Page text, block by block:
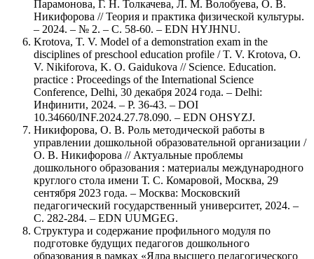
Парамонова, Г. Н. Толкачева, Л. М. Волобуева, О. В.
Никифорова // Теория и практика физической культуры.
– 2024. – № 2. – С. 58-60. – EDN HYJHNU.
Krotova, T. V. Model of a demonstration exam in the
disciplines of preschool education profile / T. V. Krotova, O.
V. Nikiforova, K. O. Gaidukova // Science. Education.
practice : Proceedings of the International Science
Conference, Delhi, 30 декабря 2024 года. – Delhi:
Инфинити, 2024. – P. 36-43. – DOI
10.34660/INF.2024.27.78.090. – EDN OHSYZJ.
Никифорова, О. В. Роль методической работы в
управлении дошкольной образовательной организации /
О. В. Никифорова // Актуальные проблемы
дошкольного образования : материалы международного
круглого стола имени Т. С. Комаровой, Москва, 29
сентября 2023 года. – Москва: Московский
педагогический государственный университет, 2024. –
С. 282-284. – EDN UUMGEG.
Структура и содержание профильного модуля по
подготовке будущих педагогов дошкольного
образования в рамках «Ядра высшего педагогического